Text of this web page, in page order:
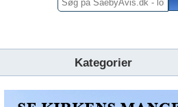
Kategorier